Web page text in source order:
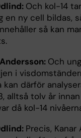
Och kol-14
en ny cell bildas,
så kan
Och
i
kan därför
alltså tolv år
då kol-14
Precis,